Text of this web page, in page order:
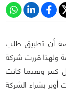
أن تطبيق طلب
ولهذا قررت شركة
كبير وبعدما كانت
بشراء الشركة